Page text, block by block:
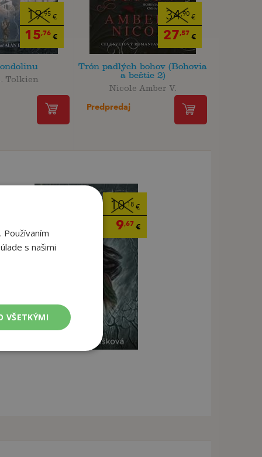
19,95 €
15,76 €
Tolkien
34,90€
27,57 €
Trón padlých bohov (Bohovia
a beštie 2)
Nicole Amber V.
Predpredaj
10,18 €
9,67 €
s našimi
VŠETKÝMI